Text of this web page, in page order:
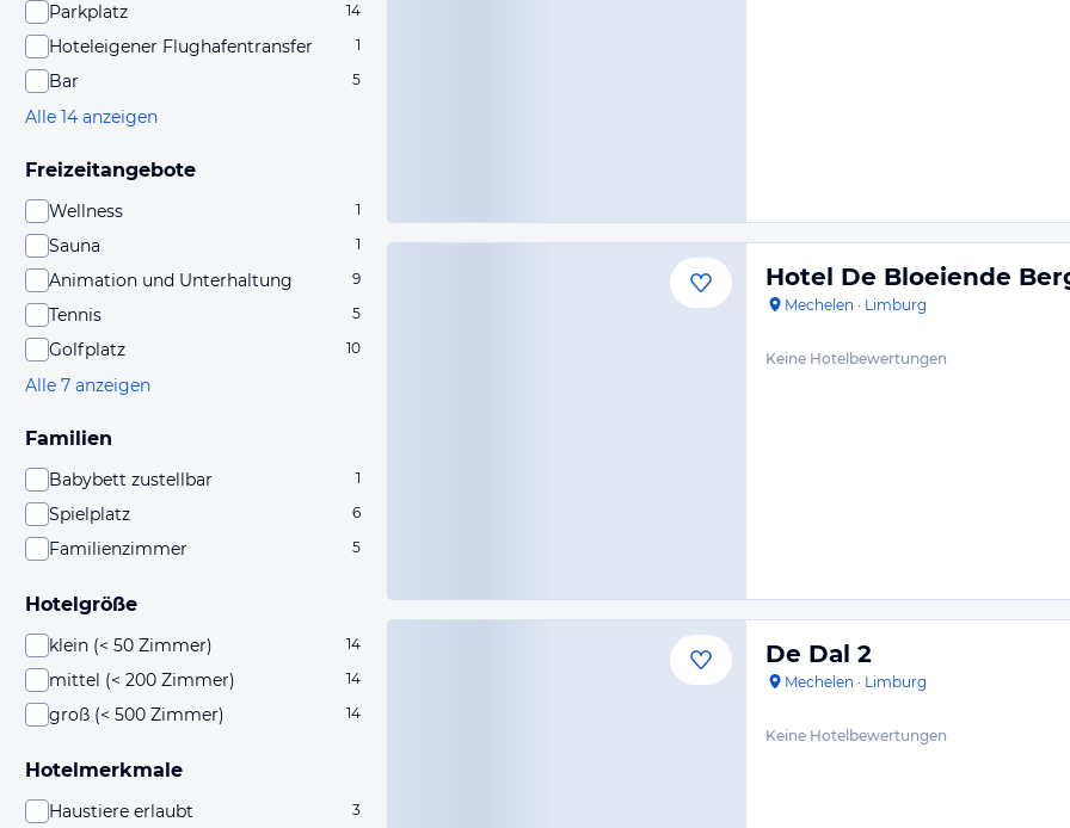
Parkplatz 14
Hoteleigener Flughafentransfer 1
Bar 5
Alle 14 anzeigen
Freizeitangebote
Wellness 1
Sauna 1
Animation und Unterhaltung 9
Tennis 5
Golfplatz 10
Alle 7 anzeigen
Familien
Babybett zustellbar 1
Spielplatz 6
Familienzimmer 5
Hotelgröße
klein (< 50 Zimmer) 14
mittel (< 200 Zimmer) 14
groß (< 500 Zimmer) 14
Hotelmerkmale
Haustiere erlaubt 3
Hotel De Bloeiende
Mechelen · Limburg
Keine Hotelbewertungen
De Dal 2
Mechelen · Limburg
Keine Hotelbewertungen